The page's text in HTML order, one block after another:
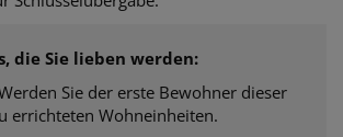
die Sie lieben werden:
Sie der erste Bewohner dieser
errichteten Wohneinheiten.